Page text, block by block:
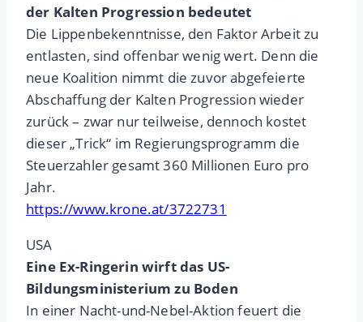
der Kalten Progression bedeutet
Die Lippenbekenntnisse, den Faktor Arbeit zu
entlasten, sind offenbar wenig wert. Denn die
neue Koalition nimmt die zuvor abgefeierte
Abschaffung der Kalten Progression wieder
zurück – zwar nur teilweise, dennoch kostet
dieser „Trick“ im Regierungsprogramm die
Steuerzahler gesamt 360 Millionen Euro pro
Jahr.
https://www.krone.at/3722731
USA
Eine Ex-Ringerin wirft das US-
Bildungsministerium zu Boden
In einer Nacht-und-Nebel-Aktion feuert die